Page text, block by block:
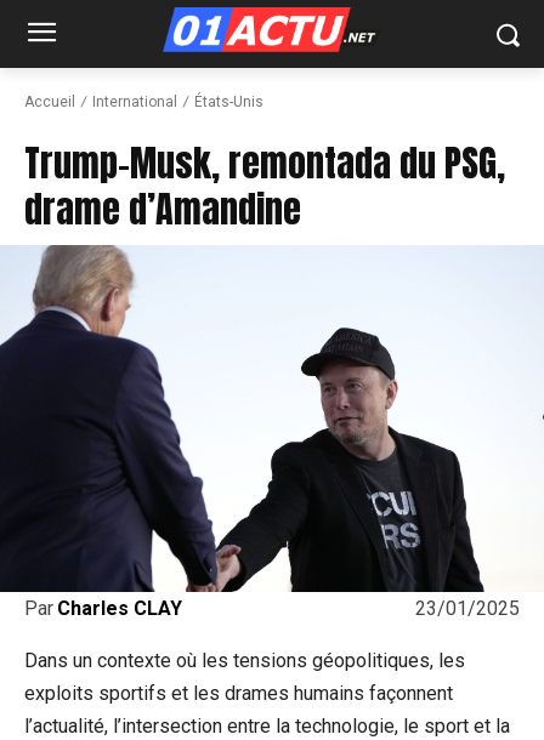
Accueil International États-Unis
Trump-Musk, remontada du PSG,
drame d’Amandine
23/01/2025
Par Charles CLAY
Dans un contexte où les tensions géopolitiques, les
exploits sportifs et les drames humains façonnent
l’actualité, l’intersection entre la technologie, le sport et la